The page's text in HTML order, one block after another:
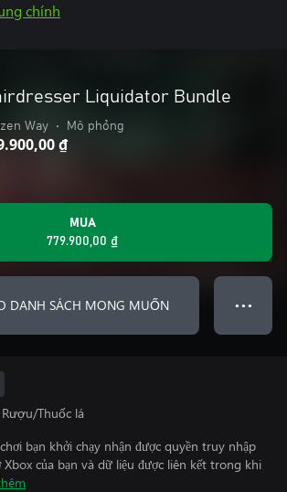
chính
Liquidator Bundle
Way • Mô phỏng
₫
MUA
779.900,00 ₫
DANH SÁCH MONG MUỐN ● ● ●
Thuốc lá
bạn khởi chạy nhận được quyền truy nhập
của bạn và dữ liệu được liên kết trong khi